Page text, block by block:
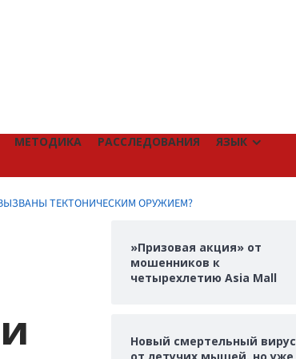
МЕТОДИКА РАССЛЕДОВАНИЯ ЯЗЫК
ТЕКТОНИЧЕСКИМ ОРУЖИЕМ?
»Призовая акция» от
мошенников к
четырехлетию Asia Mall
Новый смертельный вирус